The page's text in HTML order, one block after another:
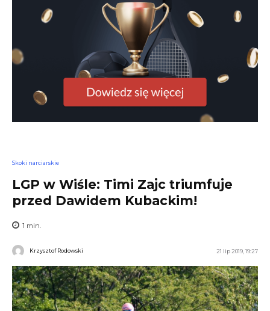
Skoki narciarskie
LGP w Wiśle: Timi Zajc triumfuje
przed Dawidem Kubackim!
1 min.
Krzysztof Rodowski 21 lip 2019, 19:27